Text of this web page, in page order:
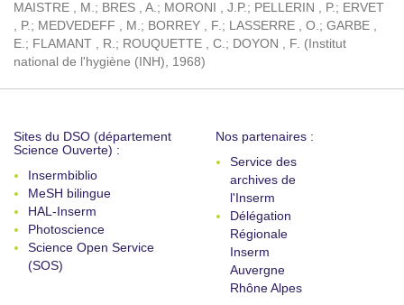
MAISTRE , M.; BRES , A.; MORONI , J.P.; PELLERIN , P.; ERVET
, P.; MEDVEDEFF , M.; BORREY , F.; LASSERRE , O.; GARBE ,
E.; FLAMANT , R.; ROUQUETTE , C.; DOYON , F. ( Institut
national de l'hygiène (INH), 1968)
Sites du DSO (département
Science Ouverte) :
Insermbiblio
MeSH bilingue
HAL-Inserm
Photoscience
Science Open Service
(SOS)
Nos partenaires :
Service des
archives de
l'Inserm
Délégation
Régionale
Inserm
Auvergne
Rhône Alpes